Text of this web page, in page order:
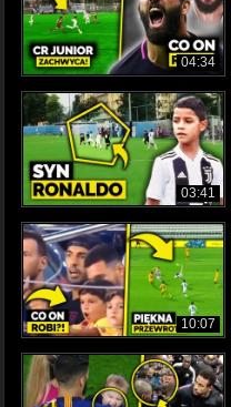
04:34
03:41
10:07